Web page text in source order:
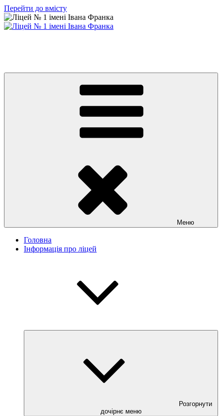
Перейти до вмісту
Меню
Головна
Інформація про ліцей
Розгорнути
дочірнє меню